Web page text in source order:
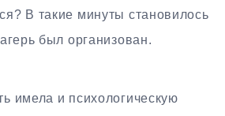
В такие минуты становилось
был организован.
имела и психологическую